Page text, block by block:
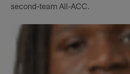
second-team All-ACC.